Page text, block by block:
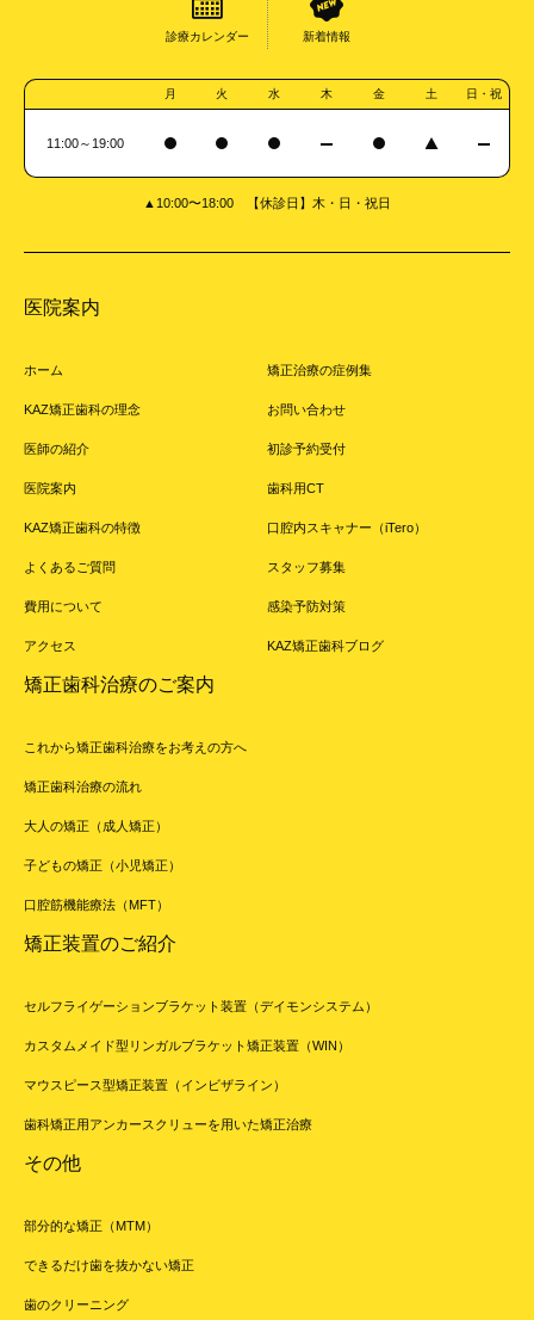
診療カレンダー 新着情報
月 火 水 木 金 土 日・祝
11:00～19:00
▲10:00〜18:00 【休診日】木・日・祝日
医院案内
ホーム
KAZ矯正歯科の理念
医師の紹介
医院案内
KAZ矯正歯科の特徴
よくあるご質問
費用について
アクセス
矯正治療の症例集
お問い合わせ
初診予約受付
歯科用CT
口腔内スキャナー（iTero）
スタッフ募集
感染予防対策
KAZ矯正歯科ブログ
矯正歯科治療のご案内
これから矯正歯科治療をお考えの方へ
矯正歯科治療の流れ
大人の矯正（成人矯正）
子どもの矯正（小児矯正）
口腔筋機能療法（MFT）
矯正装置のご紹介
セルフライゲーションブラケット装置（デイモンシステム）
カスタムメイド型リンガルブラケット矯正装置（WIN）
マウスピース型矯正装置（インビザライン）
歯科矯正用アンカースクリューを用いた矯正治療
その他
部分的な矯正（MTM）
できるだけ歯を抜かない矯正
歯のクリーニング